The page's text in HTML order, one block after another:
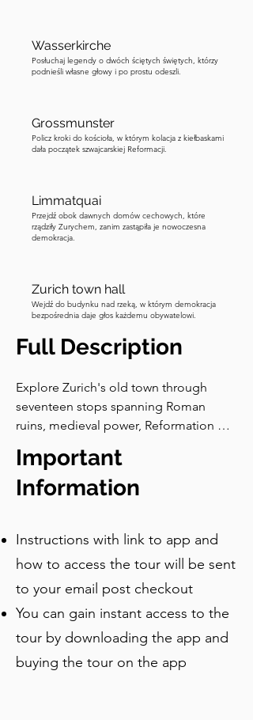
Wasserkirche
Posłuchaj legendy o dwóch ściętych świętych, którzy
podnieśli własne głowy i po prostu odeszli.
Grossmunster
Policz kroki do kościoła, w którym kolacja z kiełbaskami
dała początek szwajcarskiej Reformacji.
Limmatquai
Przejdź obok dawnych domów cechowych, które
rządziły Zurychem, zanim zastąpiła je nowoczesna
demokracja.
Zurich town hall
Wejdź do budynku nad rzeką, w którym demokracja
bezpośrednia daje głos każdemu obywatelowi.
Full Description
Explore Zurich's old town through
seventeen stops spanning Roman
ruins, medieval power, Reformation
Swiss culinary tradition.
Important
Information
Instructions with link to app and
how to access the tour will be sent
to your email post checkout
You can gain instant access to the
tour by downloading the app and
buying the tour on the app